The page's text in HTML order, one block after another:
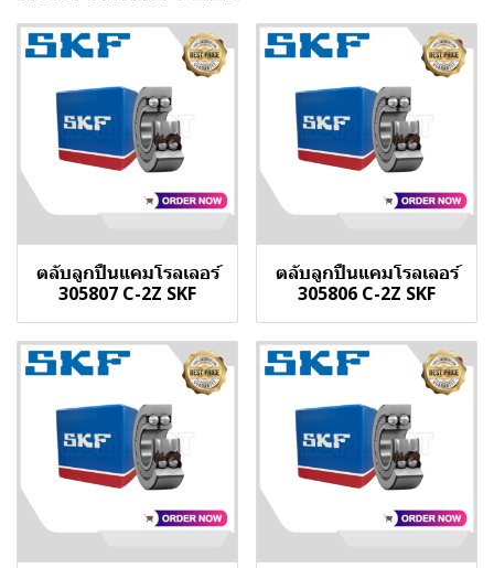
ตลับลูกปืนแคมโรลเลอร์
305807 C-2Z SKF
ตลับลูกปืนแคมโรลเลอร์
305806 C-2Z SKF